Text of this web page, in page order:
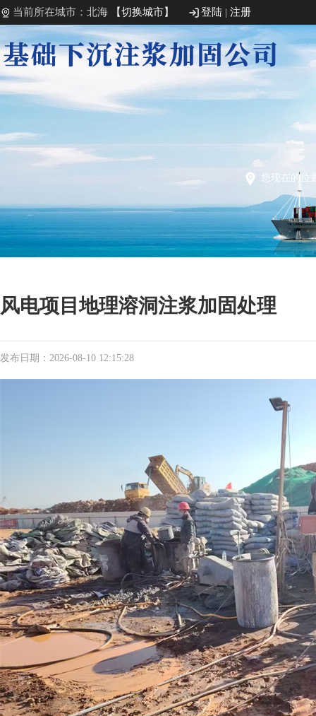
当前所在城市：北海 【切换城市】 登陆 | 注册
您现在的位
风电项目地理溶洞注浆加固处理
发布日期：2026-08-10 12:15:28